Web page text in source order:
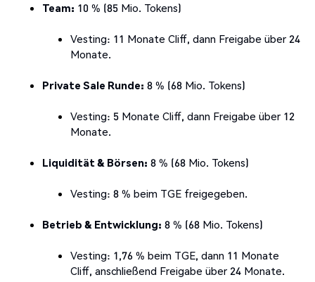
Team: 10 % (85 Mio. Tokens)
Vesting: 11 Monate Cliff, dann Freigabe über 24
Monate.
Private Sale Runde: 8 % (68 Mio. Tokens)
Vesting: 5 Monate Cliff, dann Freigabe über 12
Monate.
Liquidität & Börsen: 8 % (68 Mio. Tokens)
Vesting: 8 % beim TGE freigegeben.
Betrieb & Entwicklung: 8 % (68 Mio. Tokens)
Vesting: 1,76 % beim TGE, dann 11 Monate
Cliff, anschließend Freigabe über 24 Monate.